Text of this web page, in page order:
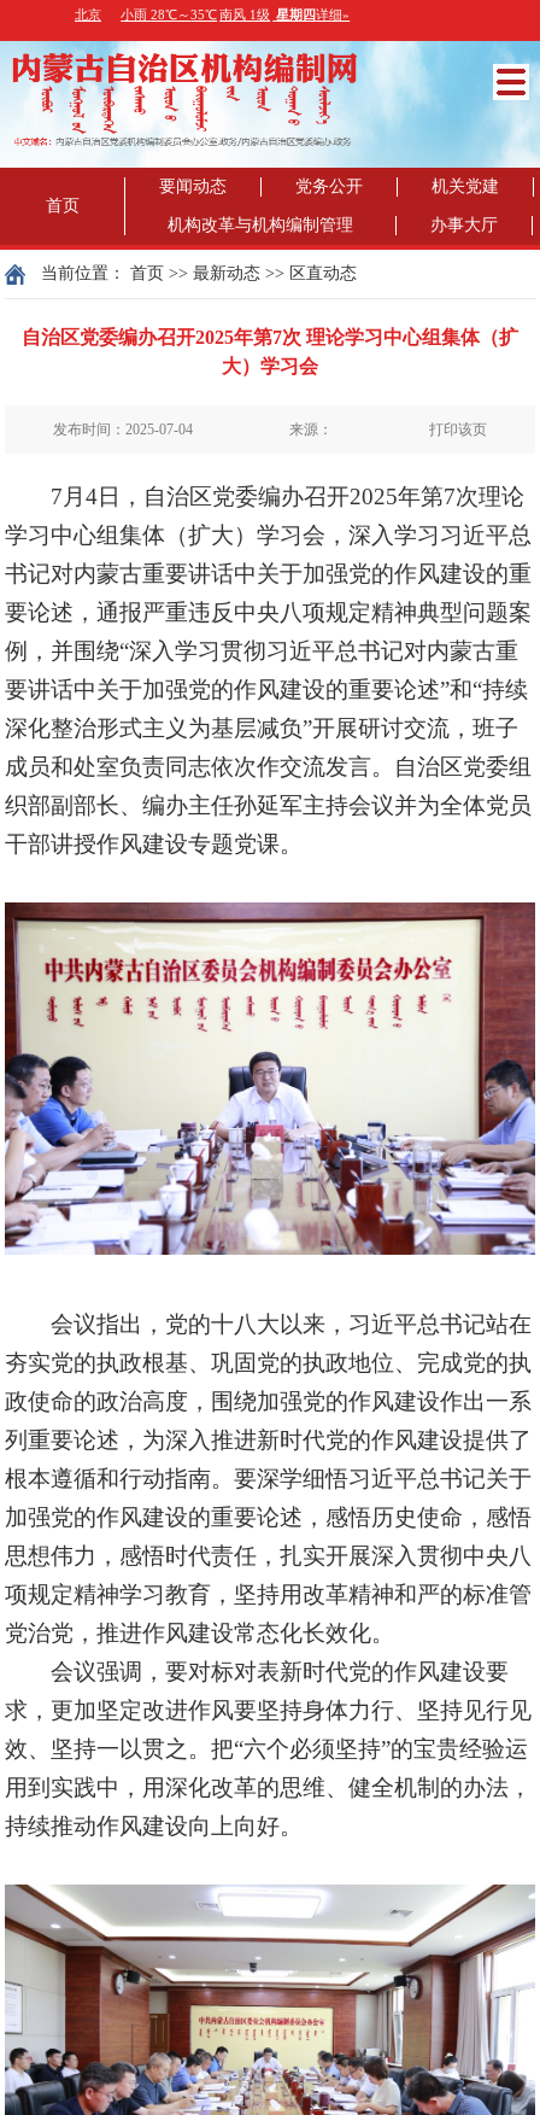
首页
要闻动态 党务公开 机关党建
机构改革与机构编制管理 办事大厅
当前位置：首页 >>最新动态 >> 区直动态
自治区党委编办召开2025年第7次 理论学习中心组集体（扩
大）学习会
发布时间：2025-07-04 来源： 打印该页
7月4日，自治区党委编办召开2025年第7次理论
学习中心组集体（扩大）学习会，深入学习习近平总
书记对内蒙古重要讲话中关于加强党的作风建设的重
要论述，通报严重违反中央八项规定精神典型问题案
例，并围绕“深入学习贯彻习近平总书记对内蒙古重
要讲话中关于加强党的作风建设的重要论述”和“持续
深化整治形式主义为基层减负”开展研讨交流，班子
成员和处室负责同志依次作交流发言。自治区党委组
织部副部长、编办主任孙延军主持会议并为全体党员
干部讲授作风建设专题党课。
会议指出，党的十八大以来，习近平总书记站在
夯实党的执政根基、巩固党的执政地位、完成党的执
政使命的政治高度，围绕加强党的作风建设作出一系
列重要论述，为深入推进新时代党的作风建设提供了
根本遵循和行动指南。要深学细悟习近平总书记关于
加强党的作风建设的重要论述，感悟历史使命，感悟
思想伟力，感悟时代责任，扎实开展深入贯彻中央八
项规定精神学习教育，坚持用改革精神和严的标准管
党治党，推进作风建设常态化长效化。
会议强调，要对标对表新时代党的作风建设要
求，更加坚定改进作风要坚持身体力行、坚持见行见
效、坚持一以贯之。把“六个必须坚持”的宝贵经验运
用到实践中，用深化改革的思维、健全机制的办法，
持续推动作风建设向上向好。